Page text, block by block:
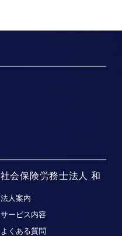
社会保険労務士法人 和
法人案内
サービス内容
よくある質問